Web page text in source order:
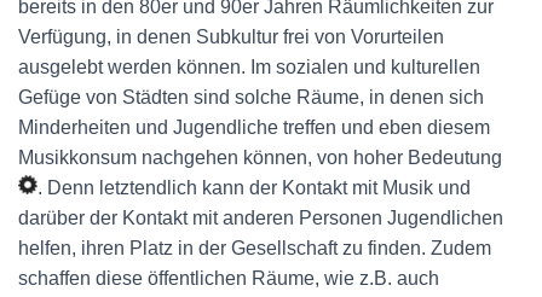
bereits in den 80er und 90er Jahren Räumlichkeiten zur
Verfügung, in denen Subkultur frei von Vorurteilen
ausgelebt werden können. Im sozialen und kulturellen
Gefüge von Städten sind solche Räume, in denen sich
Minderheiten und Jugendliche treffen und eben diesem
Musikkonsum nachgehen können, von hoher Bedeutung
. Denn letztendlich kann der Kontakt mit Musik und
darüber der Kontakt mit anderen Personen Jugendlichen
helfen, ihren Platz in der Gesellschaft zu finden. Zudem
schaffen diese öffentlichen Räume, wie z.B. auch